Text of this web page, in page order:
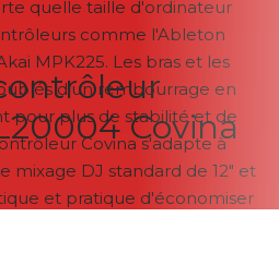
quelle taille d'ordinateur
comme l'Ableton
MPK225. Les bras et les
d'un rembourrage en
pour plus de stabilité et de
Covina s'adapte à
mixage DJ standard de 12" et
et pratique d'économiser
Covina